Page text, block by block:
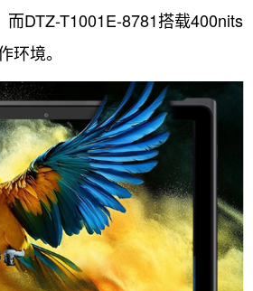
DTZ-T1001E-8781搭载400nits
环境。